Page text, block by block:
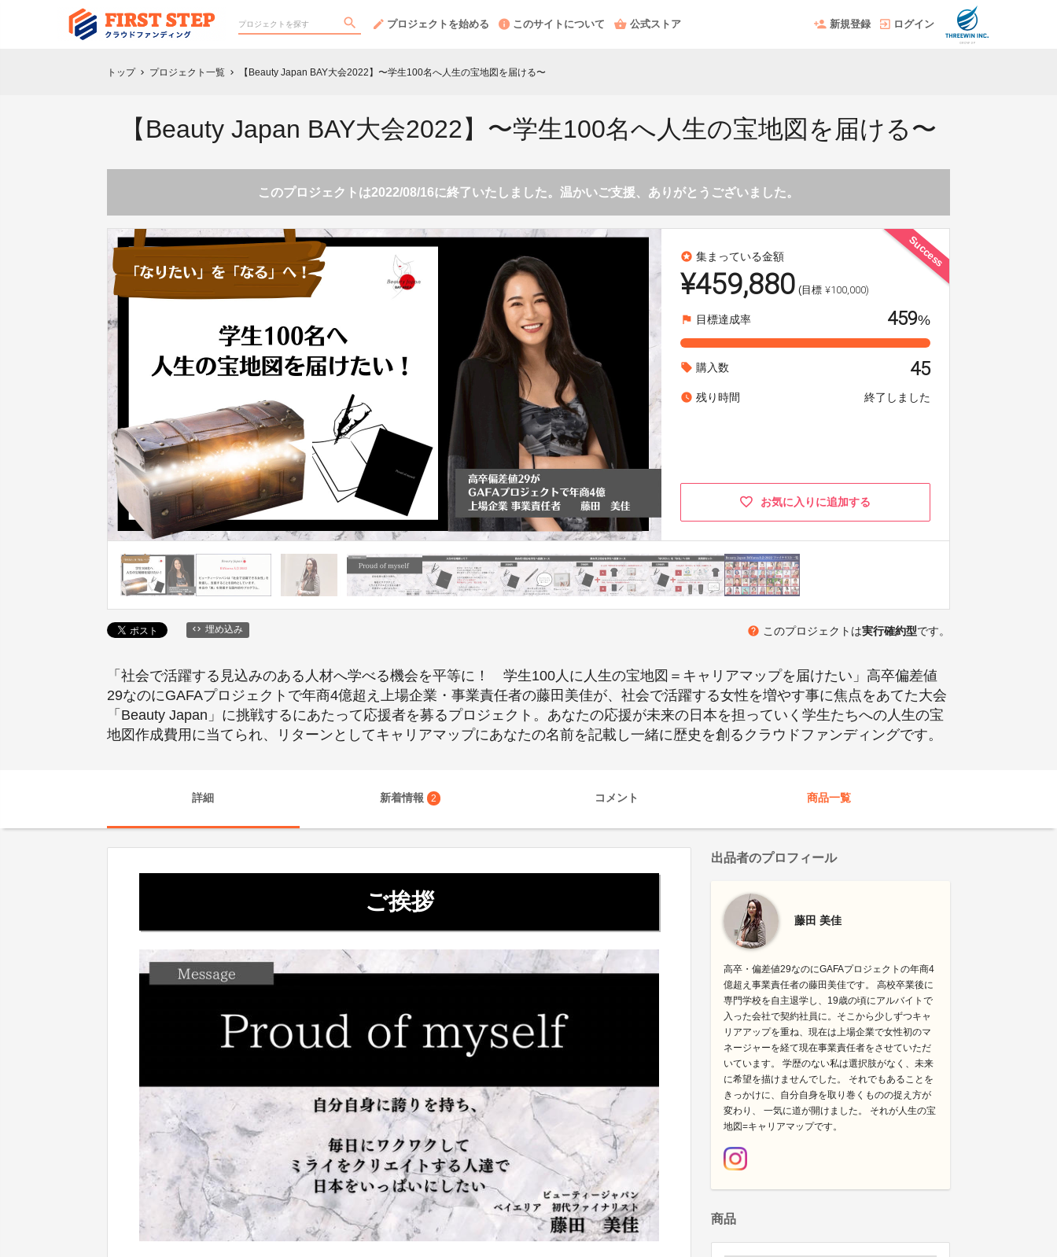
プロジェクトを始める このサイトについて 公式ストア 新規登録 ログイン
トップ chevron_right プロジェクト一覧 chevron_right 【Beauty Japan BAY大会2022】〜学生100名へ人生の宝地図を届ける〜
【Beauty Japan BAY大会2022】〜学生100名へ人生の宝地図を届ける〜
このプロジェクトは2022/08/16に終了いたしました。温かいご支援、ありがとうございました。
Success
stars 集まっている金額
¥459,880 (目標 ¥100,000)
flag 目標達成率 459%
local_offer 購入数 45
watch_later 残り時間 終了しました
お気に入りに追加する
埋め込み help このプロジェクトは実行確約型です。
「社会で活躍する見込みのある人材へ学べる機会を平等に！ 学生100人に人生の宝地図＝キャリアマップを届けたい」高卒偏差値
29なのにGAFAプロジェクトで年商4億超え上場企業・事業責任者の藤田美佳が、社会で活躍する女性を増やす事に焦点をあてた大会
「Beauty Japan」に挑戦するにあたって応援者を募るプロジェクト。あなたの応援が未来の日本を担っていく学生たちへの人生の宝
地図作成費用に当てられ、リターンとしてキャリアマップにあなたの名前を記載し一緒に歴史を創るクラウドファンディングです。
詳細 新着情報 2 コメント 商品一覧
ご挨拶
出品者のプロフィール
藤田 美佳
高卒・偏差値29なのにGAFAプロジェクトの年商4
億超え事業責任者の藤田美佳です。 高校卒業後に
専門学校を自主退学し、19歳の頃にアルバイトで
入った会社で契約社員に。そこから少しずつキャ
リアアップを重ね、現在は上場企業で女性初のマ
ネージャーを経て現在事業責任者をさせていただ
いています。 学歴のない私は選択肢がなく、未来
に希望を描けませんでした。 それでもあることを
きっかけに、自分自身を取り巻くものの捉え方が
変わり、 一気に道が開けました。 それが人生の宝
地図=キャリアマップです。
商品